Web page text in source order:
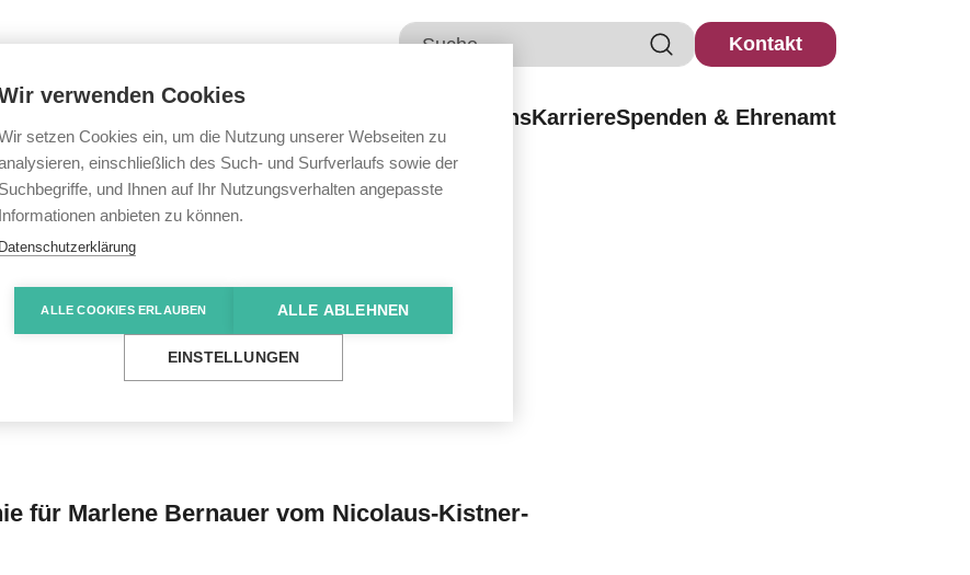
Kontakt
Wir über unsKarriereSpenden & Ehrenamt
„Man muss sich einfach gut organisieren“
einfach gut
für Marlene Bernauer vom Nicolaus-Kistner-
verwenden Cookies
setzen Cookies ein, um die Nutzung unserer Webseiten zu
einschließlich des Such- und Surfverlaufs sowie der
Suchbegriffe, und Ihnen auf Ihr Nutzungsverhalten angepasste
Informationen anbieten zu können.
Datenschutzerklärung
ALLE COOKIES ERLAUBEN ALLE ABLEHNEN
EINSTELLUNGEN